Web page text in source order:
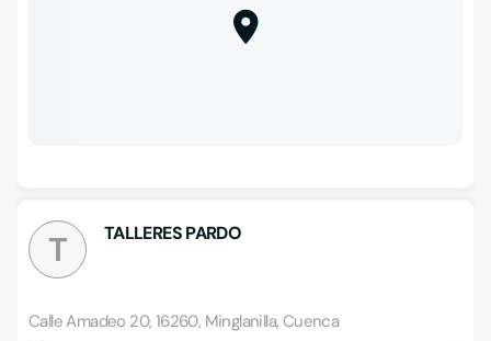
T TALLERES PARDO
Calle Amadeo 20, 16260, Minglanilla, Cuenca